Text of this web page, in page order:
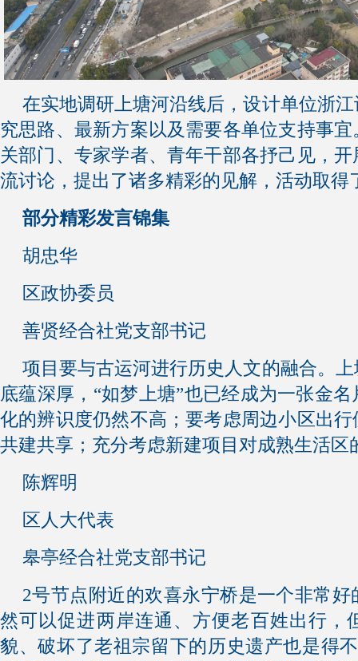
在实地调研上塘河沿线后，设计单位浙
究思路、最新方案以及需要各单位支持事
关部门、专家学者、青年干部各抒己见，
流讨论，提出了诸多精彩的见解，活动取得
部分精彩发言锦集
胡忠华
区政协委员
善贤经合社党支部书记
项目要与古运河进行历史人文的融合。
底蕴深厚，“如梦上塘”也已经成为一张金
化的辨识度仍然不高；要考虑周边小区出
共建共享；充分考虑新建项目对成熟生活区
陈辉明
区人大代表
皋亭经合社党支部书记
2号节点附近的欢喜永宁桥是一个非常
然可以促进两岸连通、方便老百姓出行，
貌、破坏了老祖宗留下的历史遗产也是得